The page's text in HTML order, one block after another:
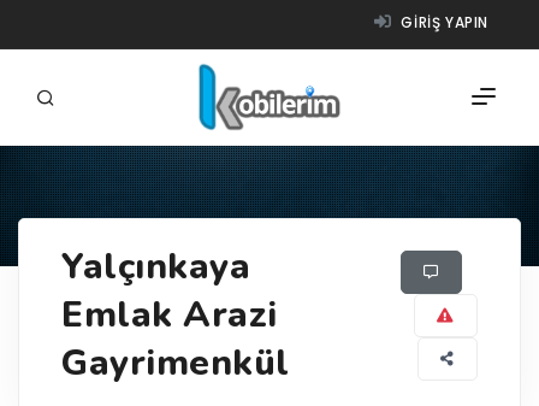
GIRIŞ YAPIN
ÜRÜNLER
YARDIM
Yalçınkaya
Emlak Arazi
Gayrimenkül